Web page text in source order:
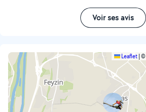
Voir ses avis
Leaflet ©